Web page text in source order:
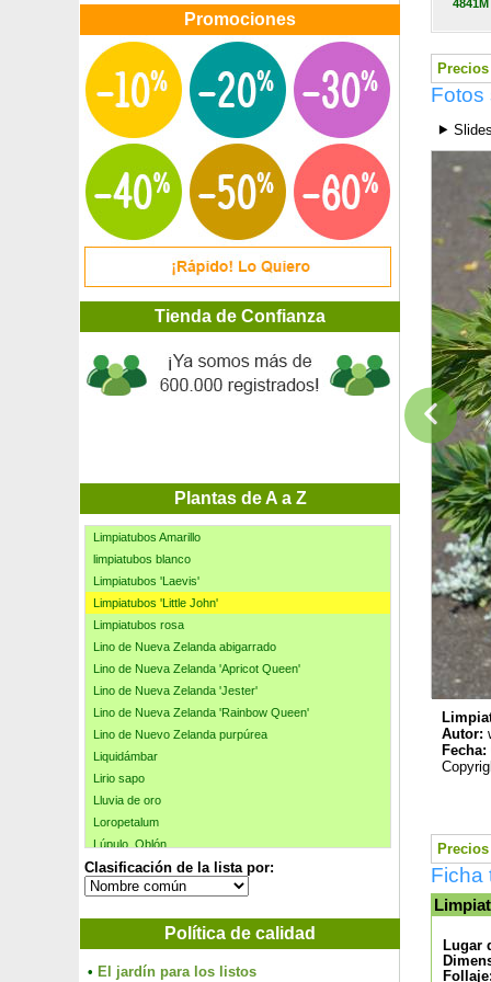
Promociones
Tienda de Confianza
Plantas de A a Z
Leptospermum lanigerum 'Silver Sheen'
Leptospermum Rojo, Manuka Rojo
Leptospermum Rosa, Manuka Rosa
Lespedeza thunbergii
Leycesteria formosa 'Purple Rain'
Leymus arenarius
Libocedro, Calocedro, Cedro blanco
Lila azul
Lila blanco
Lila de las Indias berlingot menthe
Lila de las Indias blanco
Lila de las Indias con follaje negro - Blanco
Lila de las Indias con follaje negro - Rojo
Lila de las Indias roja
Lila de las Indias rosa fucsia
Lila malva
Limonero Pursha
Limón Yuzu
Limpiatubos Amarillo
limpiatubos blanco
Limpiatubos 'Laevis'
Limpiatubos 'Little John'
Limpiatubos rosa
Lino de Nueva Zelanda abigarrado
Lino de Nueva Zelanda 'Apricot Queen'
Lino de Nueva Zelanda 'Jester'
Lino de Nueva Zelanda 'Rainbow Queen'
Lino de Nuevo Zelanda purpúrea
Liquidámbar
Lirio sapo
Lluvia de oro
Loropetalum
Lúpulo, Oblón
Maackia del Amor
Macasar / Calicanto de Japon
Madreselva de invierno
Madreselva Lilas
Madreselva nitida
Clasificación de la lista por:
Política de calidad
• El jardín para los listos
4841M
Fotos
⯈
Autor:
Fecha:
Ficha
Lugar
Follaje: